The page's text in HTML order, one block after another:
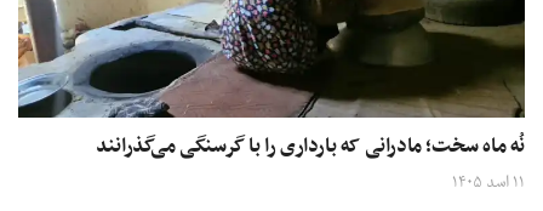
نُه ماه سخت؛ مادرانی که بارداری را با گرسنگی می‌گذرانند
۱۱ اسد ۱۴۰۵